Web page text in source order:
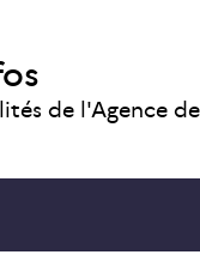
de l'Agence